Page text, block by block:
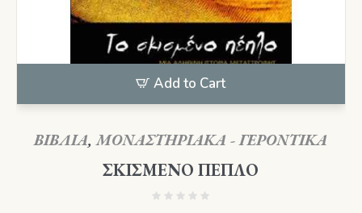
Add to Cart
ΒΙΒΛΙΑ,ΜΟΝΑΣΤΗΡΙΑΚΑ - ΓΕΡΟΝΤΙΚΑ
ΣΚΙΣΜΕΝΟ ΠΕΠΛΟ